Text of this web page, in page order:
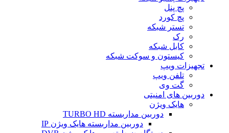
پچ پنل
پچ کورد
تستر شبکه
رک
کابل شبکه
کیستون و سوکت شبکه
تجهیزات ویپ
تلفن ویپ
گت وی
دوربین های امنیتی
هایک ویژن
دوربین مداربسته TURBO HD
دوربین مداربسته هایک ویژن IP